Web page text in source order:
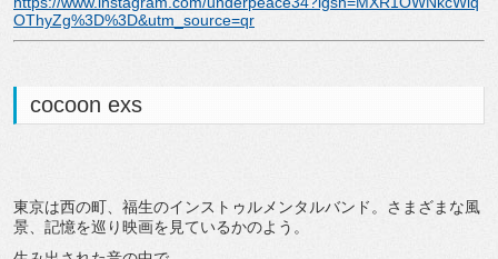
OThyZg%3D%3D&utm_source=qr
cocoon exs
東京は西の町、福生のインストゥルメンタルバンド。さまざまな風
景、記憶を巡り映画を見ているかのよう。